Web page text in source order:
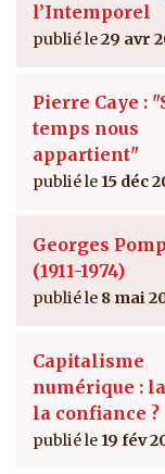
l’Intemporel
29 avr
Pierre Caye :
temps nous
appartient"
15 déc
Georges
(1911-1974)
8 mai
Capitalisme
numérique :
la confiance ?
19 fév